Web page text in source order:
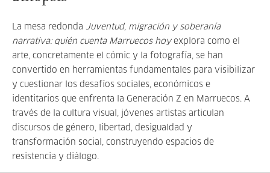
La mesa redonda Juventud, migración y soberanía
narrativa: quién cuenta Marruecos hoyexplora como el
arte, concretamente el cómic y la fotografía, se han
convertido en herramientas fundamentales para visibilizar
y cuestionar los desafíos sociales, económicos e
identitarios que enfrenta la Generación Z en Marruecos. A
través de la cultura visual, jóvenes artistas articulan
discursos de género, libertad, desigualdad y
transformación social, construyendo espacios de
resistencia y diálogo.